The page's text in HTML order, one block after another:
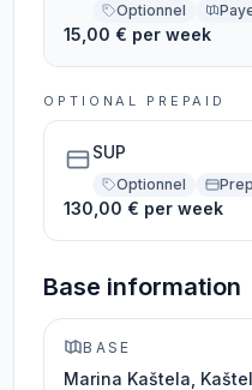
Optionnel
15,00 € per week
OPTIONAL PREPAID
SUP
Optionnel
130,00 € per week
Base information
BASE
Marina Kaštela,